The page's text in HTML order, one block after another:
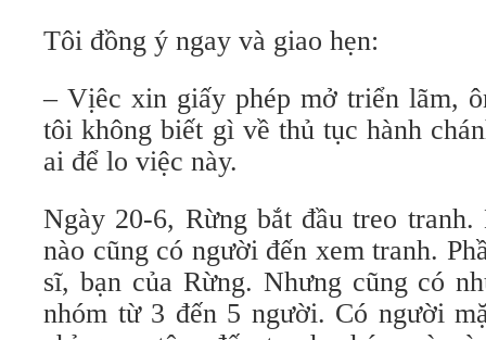
Tôi đồng ý ngay và giao hẹn:
– Vịêc xin giấy phép mở triển lãm,
tôi không biết gì về thủ tục hành
ai để lo việc này.
Ngày 20-6, Rừng bắt đầu treo
nào cũng có người đến xem tranh.
sĩ, bạn của Rừng. Nhưng cũng có
nhóm từ 3 đến 5 người. Có người